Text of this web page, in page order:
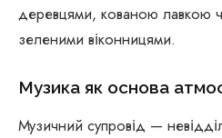
деревцями, кованою лавкою
зеленими віконницями.
Музика як основа
Музичний супровід —